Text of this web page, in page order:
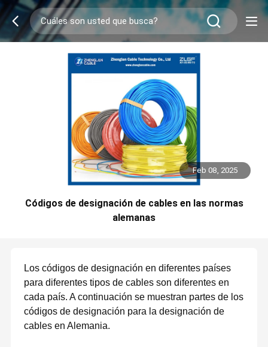
Feb 08, 2025
Códigos de designación de cables en las normas
alemanas
Los códigos de designación en diferentes países
para diferentes tipos de cables son diferentes en
cada país. A continuación se muestran partes de los
códigos de designación para la designación de
cables en Alemania.